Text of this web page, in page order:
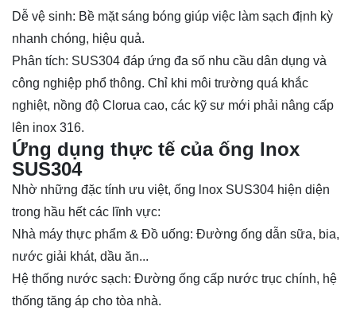
Dễ vệ sinh: Bề mặt sáng bóng giúp việc làm sạch định kỳ
nhanh chóng, hiệu quả.
Phân tích: SUS304 đáp ứng đa số nhu cầu dân dụng và
công nghiệp phổ thông. Chỉ khi môi trường quá khắc
nghiệt, nồng độ Clorua cao, các kỹ sư mới phải nâng cấp
lên inox 316.
Ứng dụng thực tế của ống lnox
SUS304
Nhờ những đặc tính ưu việt, ống lnox SUS304 hiện diện
trong hầu hết các lĩnh vực:
Nhà máy thực phẩm & Đồ uống: Đường ống dẫn sữa, bia,
nước giải khát, dầu ăn...
Hệ thống nước sạch: Đường ống cấp nước trục chính, hệ
thống tăng áp cho tòa nhà.